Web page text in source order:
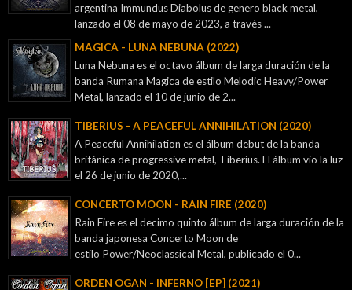
argentina Immundus Diabolus de genero black metal,
lanzado el 08 de mayo de 2023, a través ...
MAGICA - LUNA NEBUNA (2022)
Luna Nebuna es el octavo álbum de larga duración de la
banda Rumana Magica de estilo Melodic Heavy/Power
Metal, lanzado el 10 de junio de 2...
TIBERIUS - A PEACEFUL ANNIHILATION (2020)
A Peaceful Annihilation es el álbum debut de la banda
británica de progressive metal, Tiberius. El álbum vio la luz
el 26 de junio de 2020,...
CONCERTO MOON - RAIN FIRE (2020)
Rain Fire es el decimo quinto álbum de larga duración de la
banda japonesa Concerto Moon de
estilo Power/Neoclassical Metal, publicado el 0...
ORDEN OGAN - INFERNO [EP] (2021)